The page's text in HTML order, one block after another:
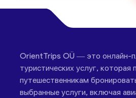
OrientTrips OÜ — это онлайн-
туристических услуг, которая
путешественникам
выбранные услуги, включая